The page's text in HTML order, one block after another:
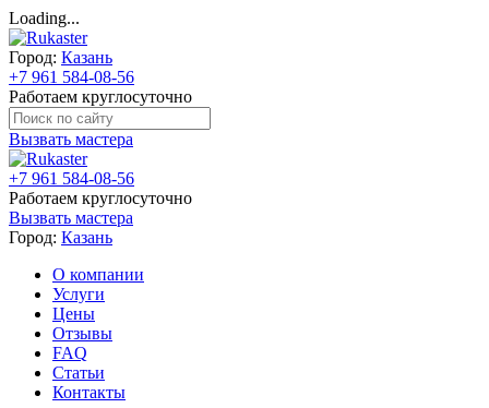
Loading...
Город: Казань
+7 961 584-08-56
Работаем круглосуточно
Вызвать мастера
+7 961 584-08-56
Работаем круглосуточно
Вызвать мастера
Город: Казань
О компании
Услуги
Цены
Отзывы
FAQ
Статьи
Контакты